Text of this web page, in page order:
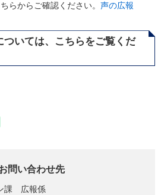
らからご確認ください。 声の広報
ついては、こちらをご覧くだ
問い合わせ先
課
広報係